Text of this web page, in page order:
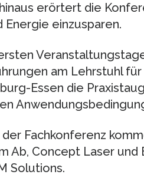
erörtert die
Energie einzusparen.
am Lehrstuhl
Essen die
Fachkonferenz
Ab, Concept Laser und
Solutions.